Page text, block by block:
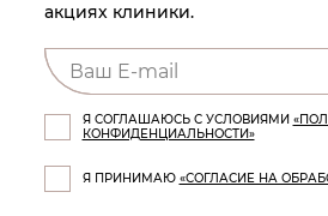
акциях клиники.
Я СОГЛАШАЮСЬ С УСЛОВИЯМИ
КОНФИДЕНЦИАЛЬНОСТИ»
Я ПРИНИМАЮ «СОГЛАСИЕ НА